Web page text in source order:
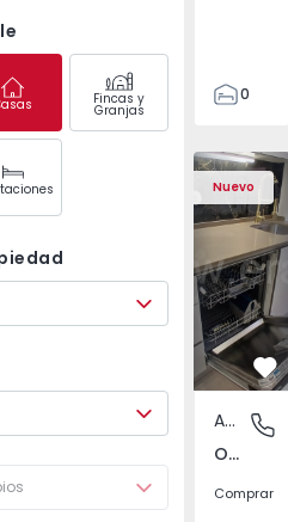
Fincas y
Granjas
0
3
Nuevo
Apartamento T2
Apartamento
Odivelas, Lisboa
Comprar